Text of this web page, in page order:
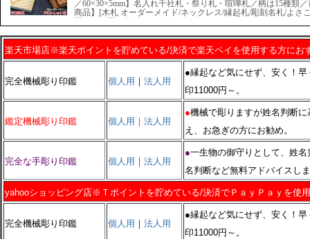
楽天市場店※楽天ポイントを貯めている/決済で楽天ペイを使用する方にお
完全機械彫り印鑑 個人用 ｜ 法人用
●縁起など気にせず、安く！
印11000円～。
鑑定機械彫り印鑑 個人用 ｜ 法人用
●機械で彫りますが姓名判断
え、お急ぎの方にお勧め。
完全な手彫り印鑑 個人用 ｜ 法人用
●一生物の御守りとして、姓
名判断など無料アドバイスし
yahooショッピング店※Ｔポイントを貯めている/決済でＰａｙＰａｙを使
完全機械彫り印鑑 個人用 ｜ 法人用
●縁起など気にせず、安く！
印11000円～。